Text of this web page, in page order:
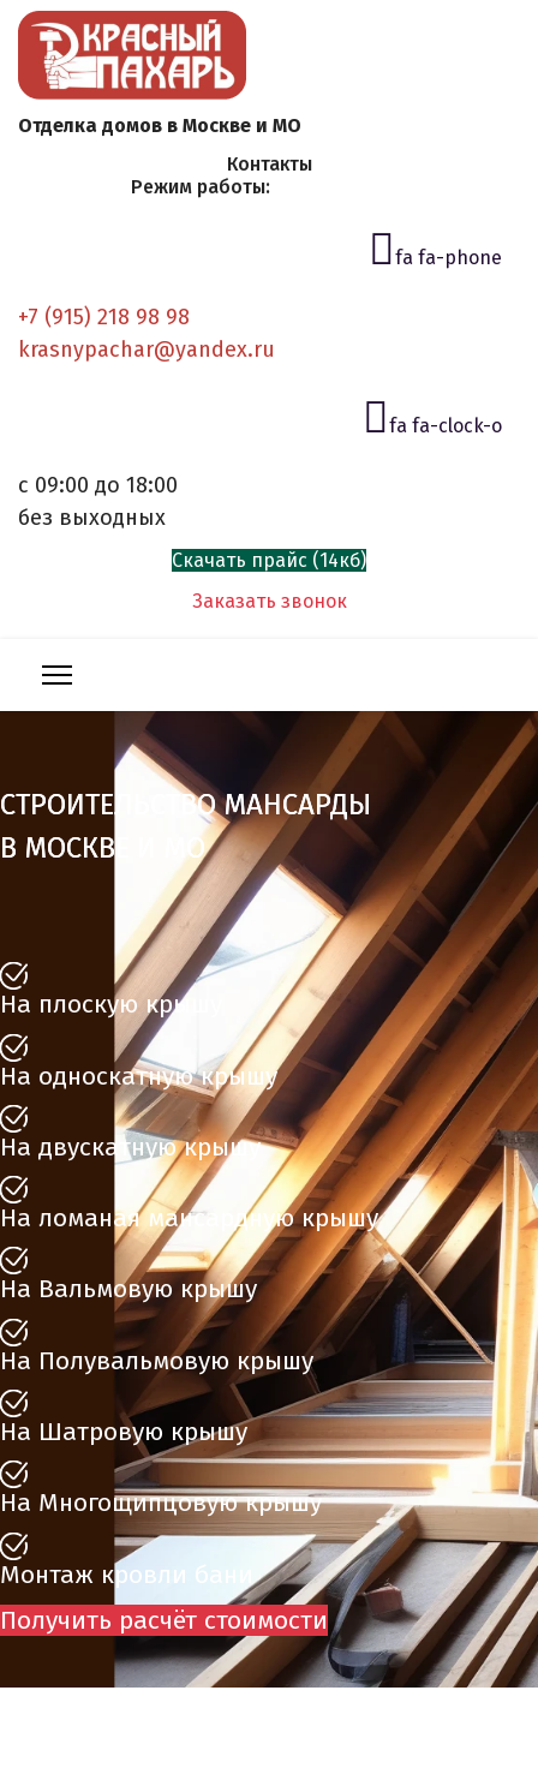
Отделка домов в Москве и МО
Контакты
Режим работы:
fa fa-phone
+7 (915) 218 98 98
krasnypachar@yandex.ru
fa fa-clock-o
с 09:00 до 18:00
без выходных
Скачать прайс (14кб)
Заказать звонок
СТРОИТЕЛЬСТВО МАНСАРДЫ
В МОСКВЕ И МО
На плоскую крышу
На односкатную крышу
На двускатную крышу
На ломаная мансардную крышу
На Вальмовую крышу
На Полувальмовую крышу
На Шатровую крышу
На Многощипцовую крышу
Монтаж кровли бани
Получить расчёт стоимости